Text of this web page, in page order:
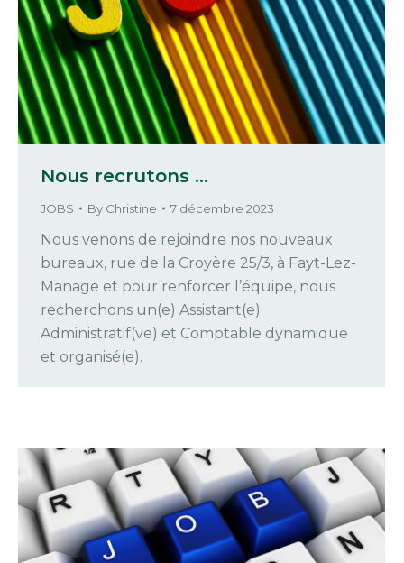
Nous recrutons …
JOBS By Christine 7 décembre 2023
Nous venons de rejoindre nos nouveaux
bureaux, rue de la Croyère 25/3, à Fayt-Lez-
Manage et pour renforcer l’équipe, nous
recherchons un(e) Assistant(e)
Administratif(ve) et Comptable dynamique
et organisé(e).